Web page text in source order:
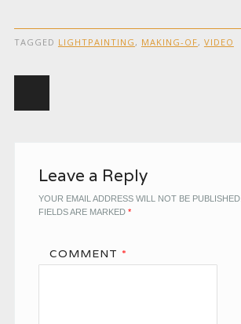
TAGGED LIGHTPAINTING , MAKING-OF, VIDEO
Leave a Reply
YOUR EMAIL ADDRESS WILL NOT BE PUBLISHED.
FIELDS ARE MARKED *
COMMENT *